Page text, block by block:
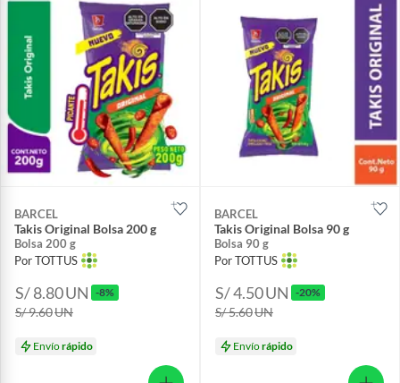
BARCEL
Takis Original Bolsa 200 g
Bolsa 200 g
Por TOTTUS
S/ 8.80UN -8%
S/ 9.60UN
Envíorápido
BARCEL
Takis Original Bolsa 90 g
Bolsa 90 g
Por TOTTUS
S/ 4.50UN -20%
S/ 5.60UN
Envíorápido